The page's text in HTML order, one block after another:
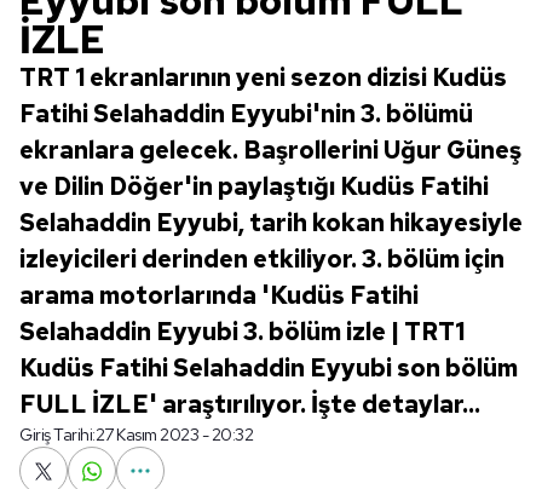
İZLE
TRT 1 ekranlarının yeni sezon dizisi Kudüs
Fatihi Selahaddin Eyyubi'nin 3. bölümü
ekranlara gelecek. Başrollerini Uğur Güneş
ve Dilin Döğer'in paylaştığı Kudüs Fatihi
Selahaddin Eyyubi, tarih kokan hikayesiyle
izleyicileri derinden etkiliyor. 3. bölüm için
arama motorlarında 'Kudüs Fatihi
Selahaddin Eyyubi 3. bölüm izle | TRT1
Kudüs Fatihi Selahaddin Eyyubi son bölüm
FULL İZLE' araştırılıyor. İşte detaylar...
Giriş Tarihi:27 Kasım 2023 - 20:32